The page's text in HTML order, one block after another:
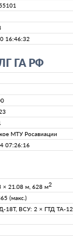
16:46:32
ГА РФ
МТУ Росавиации
07:26:16
× 21.08 м, 628 м2
(макс.)
18Т, ВСУ: 2 × ГТД ТА-12